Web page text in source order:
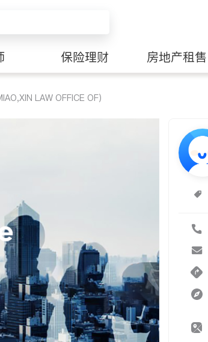
保险理财 房地产租售
LAW OFFICE OF)